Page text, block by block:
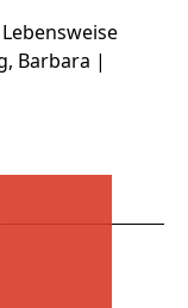
Barbara |